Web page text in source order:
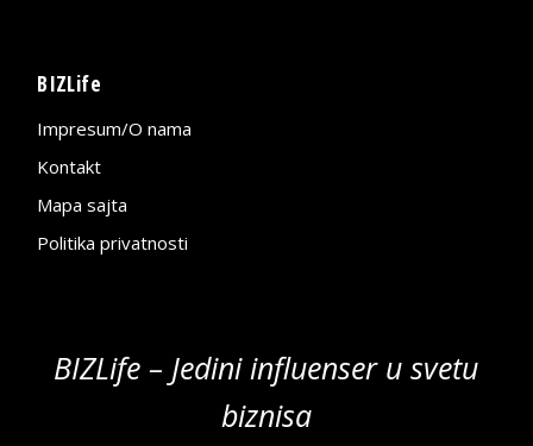
BIZLife
Impresum/O nama
Kontakt
Mapa sajta
Politika privatnosti
BIZLife – Jedini influenser u svetu
biznisa